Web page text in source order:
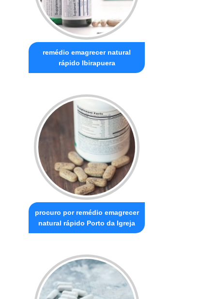
remédio emagrecer natural
rápido Ibirapuera
procuro por remédio emagrecer
natural rápido Porto da Igreja